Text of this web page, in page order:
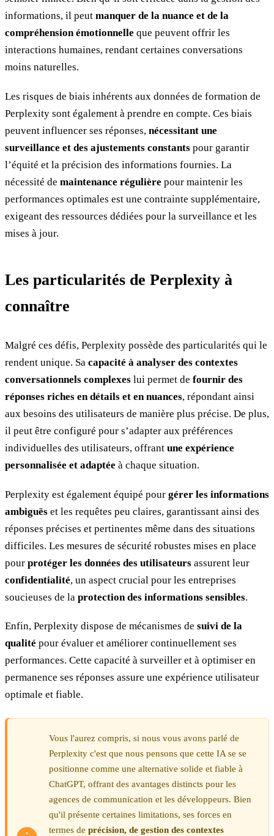
informations, il peut manquer de la nuance et de la
compréhension émotionnelle que peuvent offrir les
interactions humaines, rendant certaines conversations
moins naturelles.
Les risques de biais inhérents aux données de formation de
Perplexity sont également à prendre en compte. Ces biais
peuvent influencer ses réponses, nécessitant une
surveillance et des ajustements constants pour garantir
l’équité et la précision des informations fournies. La
nécessité de maintenance régulière pour maintenir les
performances optimales est une contrainte supplémentaire,
exigeant des ressources dédiées pour la surveillance et les
mises à jour.
Les particularités de Perplexity à
connaître
Malgré ces défis, Perplexity possède des particularités qui le
rendent unique. Sa capacité à analyser des contextes
conversationnels complexes lui permet de fournir des
réponses riches en détails et en nuances, répondant ainsi
aux besoins des utilisateurs de manière plus précise. De plus,
il peut être configuré pour s’adapter aux préférences
individuelles des utilisateurs, offrant une expérience
personnalisée et adaptée à chaque situation.
Perplexity est également équipé pour gérer les informations
ambiguës et les requêtes peu claires, garantissant ainsi des
réponses précises et pertinentes même dans des situations
difficiles. Les mesures de sécurité robustes mises en place
pour protéger les données des utilisateurs assurent leur
confidentialité, un aspect crucial pour les entreprises
soucieuses de la protection des informations sensibles.
Enfin, Perplexity dispose de mécanismes de suivi de la
qualité pour évaluer et améliorer continuellement ses
performances. Cette capacité à surveiller et à optimiser en
permanence ses réponses assure une expérience utilisateur
optimale et fiable.
Vous l'aurez compris, si nous vous avons parlé de
Perplexity c'est que nous pensons que cette IA se se
positionne comme une alternative solide et fiable à
ChatGPT, offrant des avantages distincts pour les
agences de communication et les développeurs. Bien
qu'il présente certaines limitations, ses forces en
termes de précision, de gestion des contextes